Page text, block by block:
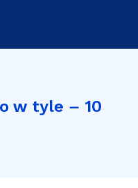
w tyle – 10